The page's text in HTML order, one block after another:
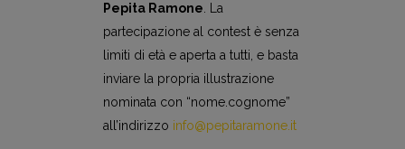
Pepita Ramone. La
partecipazione al contest è senza
limiti di età e aperta a tutti, e basta
inviare la propria illustrazione
nominata con “nome.cognome”
all’indirizzo info@pepitaramone.it